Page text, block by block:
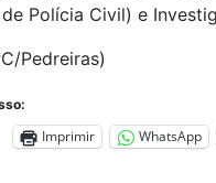
Polícia Civil) e
Pedreiras)
Imprimir WhatsApp